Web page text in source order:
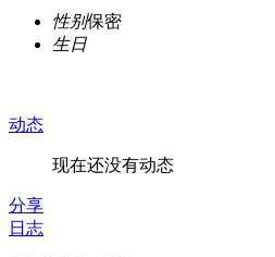
性别保密
生日
动态
现在还没有动态
分享
日志